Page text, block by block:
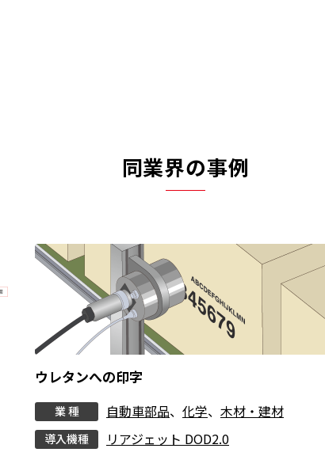
同業界の事例
ウレタンへの印字
業 種 自動車部品、 化学、 木材・建材
導入機種
リアジェット DOD2.0